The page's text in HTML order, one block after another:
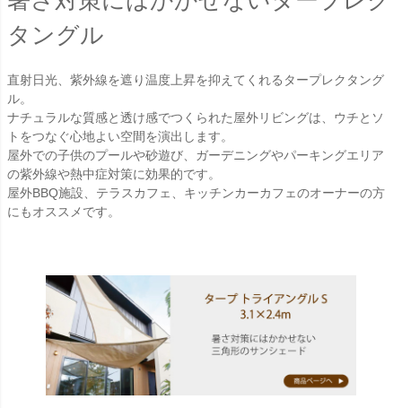
タングル
直射日光、紫外線を遮り温度上昇を抑えてくれるタープレクタング
ル。
ナチュラルな質感と透け感でつくられた屋外リビングは、ウチとソ
トをつなぐ心地よい空間を演出します。
屋外での子供のプールや砂遊び、ガーデニングやパーキングエリア
の紫外線や熱中症対策に効果的です。
屋外BBQ施設、テラスカフェ、キッチンカーカフェのオーナーの方
にもオススメです。